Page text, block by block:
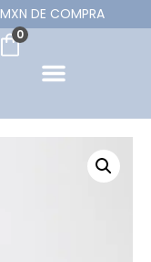
DE COMPRA
0